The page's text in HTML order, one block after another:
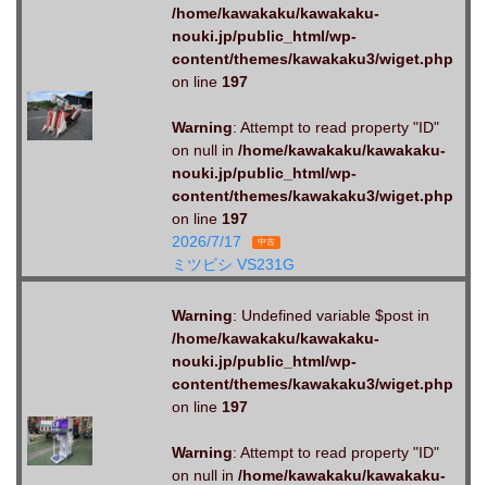
/home/kawakaku/kawakaku-
nouki.jp/public_html/wp-
content/themes/kawakaku3/wiget.php
on line 197
Warning: Attempt to read property "ID"
on null in /home/kawakaku/kawakaku-
nouki.jp/public_html/wp-
content/themes/kawakaku3/wiget.php
on line 197
2026/7/17
中古
ミツビシ VS231G
Warning: Undefined variable $post in
/home/kawakaku/kawakaku-
nouki.jp/public_html/wp-
content/themes/kawakaku3/wiget.php
on line 197
Warning: Attempt to read property "ID"
on null in /home/kawakaku/kawakaku-